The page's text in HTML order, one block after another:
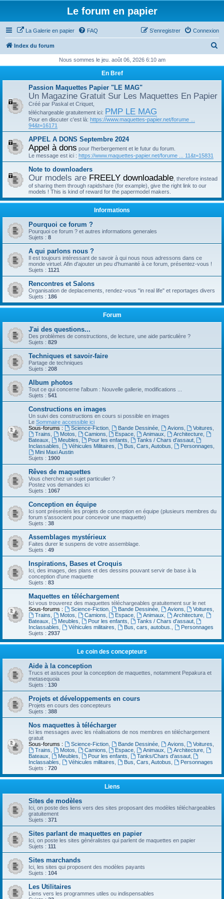
Le forum en papier
La Galerie en papier FAQ Connexion
S’enregistrer
Index du forum
h
Nous sommes le jeu. août 06, 2026 6:10 am
En Bref
Passion Maquettes Papier "LE MAG"
Un Magazine Gratuit Sur Les Maquettes En Papier
Créé par Paskal et Criquet,
téléchargeable gratuitement ici: PMP LE MAG
Pour en discuter c'est là: https://www.maquettes-papier.net/forume ...
94&t=16171
APPEL A DONS Septembre 2024
Appel à dons pour l'herbergement et le futur du forum.
Le message est ici : https://www.maquettes-papier.net/forume ... 11&t=15831
Note to downloaders
Our models are FREELY downloadable , therefore instead
of sharing them through rapidshare (for example), give the right link to our
models ! This is kind of reward for the papermodel makers.
Informations
Pourquoi ce forum ?
Pourquoi ce forum ? et autres informations generales
Sujets : 8
A qui parlons nous ?
Il est toujours intéressant de savoir à qui nous nous adressons dans ce
monde virtuel. Afin d'ajouter un peu d'humanité à ce forum, présentez-vous !
Sujets : 1121
Rencontres et Salons
Organisation de deplacements, rendez-vous "in real life" et reportages divers
Sujets : 186
Forum
J'ai des questions...
Des problèmes de constructions, de lecture, une aide particulière ?
Sujets : 829
Techniques et savoir-faire
Partage de techniques
Sujets : 208
Album photos
Tout ce qui concerne l'album : Nouvelle gallerie, modifications ...
Sujets : 541
Constructions en images
Un suivi des constructions en cours si possible en images
Le Sommaire accessible ici
Sous-forums :
Science-Fiction, Bande Dessinée, Avions Voitures
Trains
Motos Camions Espace Animaux Architecture
Bateaux
Meubles Pour les enfants Tanks / Chars d'assaut,
Inclassables
Véhicules Militaires Bus, Cars, Autobus Personnages
Mini Maxi Austin
Sujets : 1900
Rêves de maquettes
Vous cherchez un sujet particulier ?
Postez vos demandes ici
Sujets : 1067
Conception en équipe
Ici sont présentés les projets de conception en équipe (plusieurs membres du
forum s'associent pour concevoir une maquette)
Sujets : 38
Assemblages mystérieux
Faites durer le suspens de votre assemblage.
Sujets : 49
Inspirations, Bases et Croquis
Ici, des images, des plans et des dessins pouvant servir de base à la
conception d'une maquette
Sujets : 83
Maquettes en téléchargement
Ici vous trouverez des maquettes téléchargeables gratuitement sur le net
Sous-forums :
Science-Fiction, Bande Dessinée, Avions Voitures
Trains
Motos Camions Espace Animaux Architecture
Bateaux
Meubles Pour les enfants Tanks / Chars d'assaut,
Inclassables
Véhicules militaires Bus, cars, autobus.
Personnages
Sujets : 2937
Le coin des concepteurs
Aide à la conception
Trucs et astuces pour la conception de maquettes, notamment Pepakura et
metasequoia
Sujets : 130
Projets et développements en cours
Projets en cours des concepteurs
Sujets : 388
Nos maquettes à télécharger
Ici les messages avec les réalisations de nos membres en téléchargement
gratuit
Sous-forums :
Science-Fiction, Bande Dessinée, Avions Voitures
Trains
Motos Camions Espace Animaux Architecture
Bateaux
Meubles Pour les enfants Tanks/Chars d'assaut,
Inclassables
Véhicules militaires Bus, Cars, Autobus
Personnages
Sujets : 720
Liens
Sites de modèles
Ici, on poste des liens vers des sites proposant des modèles téléchargeables
gratuitement
Sujets : 371
Sites parlant de maquettes en papier
Ici, on poste les sites généralistes qui parlent de maquettes en papier
Sujets : 111
Sites marchands
Ici, les sites qui proposent des modèles payants
Sujets : 104
Les Utilitaires
Liens vers les programmes utiles ou indispensables